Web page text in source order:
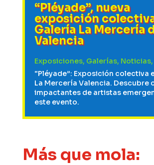
“Pléyade”, nueva
exposición
Galería La Mercería
Valencia
Exposiciones, Galerías, Noticias,
“Pléyade”: Exposición colectiva
La Mercería Valencia. Descubre
impactantes de artistas
este evento.
Más que mola: